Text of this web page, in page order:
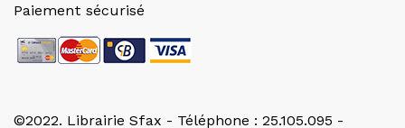
©2022. Librairie Sfax - Téléphone : 25.105.095 -
Paiement sécurisé